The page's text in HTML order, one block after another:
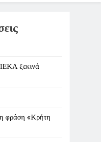
ξεκινά
φράση «Κρήτη